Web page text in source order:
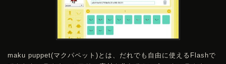
maku puppet(マクパペット)とは、だれでも自由に使えるFlashで